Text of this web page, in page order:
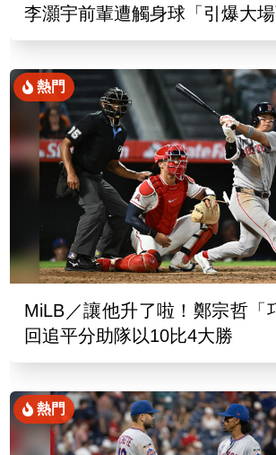
李灝宇前輩遭觸身球「引爆大場
熱門
MiLB／讓他升了啦！鄭宗哲「
回追平分助隊以10比4大勝
熱門